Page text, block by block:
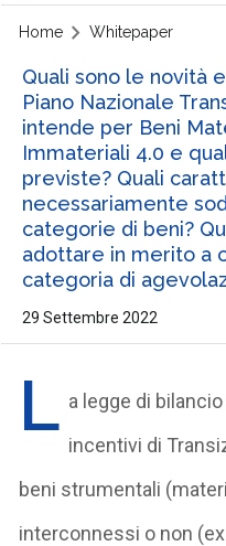
Home Whitepaper
Quali sono le novità
Piano Nazionale
intende per Beni
Immateriali 4.0 e
previste? Quali
necessariamente
categorie di beni?
adottare in merito a
categoria di
29 Settembre 2022
L a legge di
incentivi di
beni strumentali
interconnessi o non